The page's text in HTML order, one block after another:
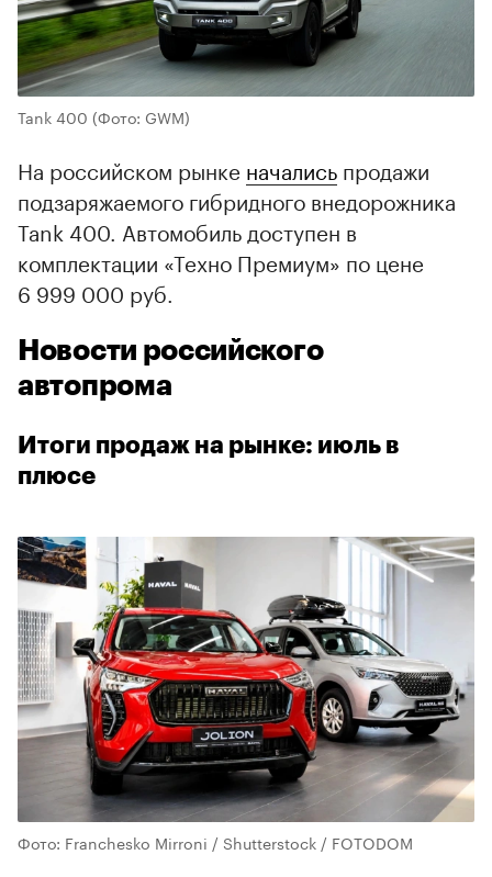
Tank 400 (Фото: GWM)
На российском рынке начались продажи
подзаряжаемого гибридного внедорожника
Tank 400. Автомобиль доступен в
комплектации «Техно Премиум» по цене
6 999 000 руб.
Новости российского
автопрома
Итоги продаж на рынке: июль в
плюсе
Фото: Franchesko Mirroni / Shutterstock / FOTODOM